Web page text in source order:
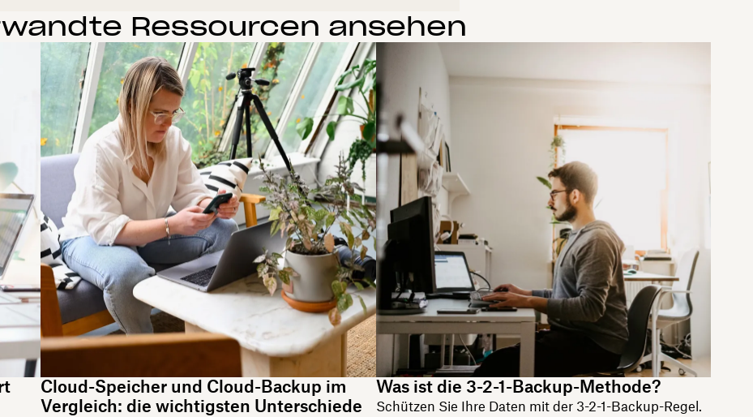
Ressourcen ansehen
Cloud-Speicher und Cloud-Backup im
Vergleich: die wichtigsten Unterschiede
Was ist die 3-2-1-Backup-Methode?
Schützen Sie Ihre Daten mit der 3-2-1-Backup-Regel.